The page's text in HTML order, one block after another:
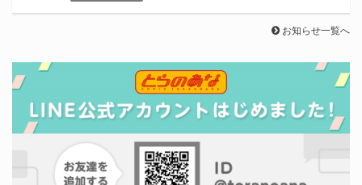
お知らせ一覧へ